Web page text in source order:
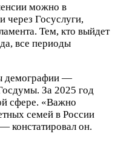
можно в
через Госуслуги,
Тем, кто выйдет
все периоды
демографии —
За 2025 год
сфере. «Важно
семей в России
констатировал он.